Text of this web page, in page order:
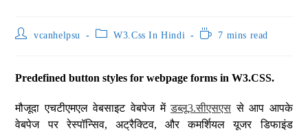
vcanhelpsu W3.Css In Hindi 7 mins read
Predefined button styles for webpage forms in W3.CSS.
मौजूदा एचटीएमएल वेबसाइट वेबपेज मेंडब्लू3.सीएसएस से आप आपके
वेबपेज पर रेस्पॉन्सिव, अट्रैक्टिव, और कमर्शियल यूजर डिफाइंड